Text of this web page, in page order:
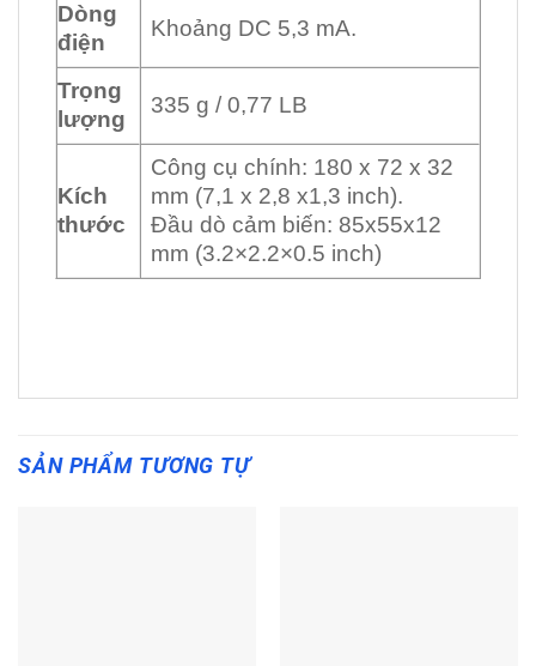
Dòng
điện
Khoảng DC 5,3 mA.
Trọng
lượng
335 g / 0,77 LB
Kích
thước
Công cụ chính: 180 x 72 x 32
mm (7,1 x 2,8 x1,3 inch).
Đầu dò cảm biến: 85x55x12
mm (3.2×2.2×0.5 inch)
SẢN PHẨM TƯƠNG TỰ